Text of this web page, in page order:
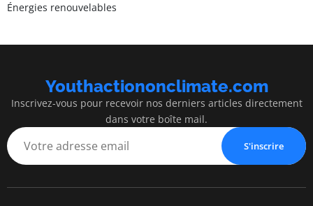
Énergies renouvelables
Youthactiononclimate.com
Inscrivez-vous pour recevoir nos derniers articles directement
dans votre boîte mail.
S'inscrire